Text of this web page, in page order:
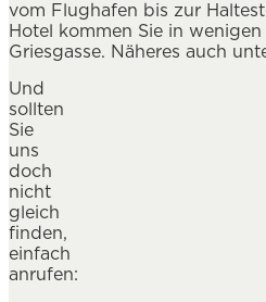
vom Flughafen bis zur
Hotel kommen Sie in
Griesgasse. Näheres auch
Und
sollten
Sie
uns
doch
nicht
gleich
finden,
einfach
anrufen: